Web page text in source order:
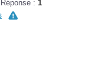
Réponse : 1